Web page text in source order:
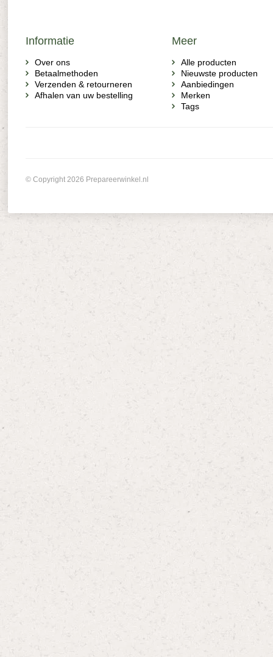
Informatie
Over ons
Betaalmethoden
Verzenden & retourneren
Afhalen van uw bestelling
Meer
Alle producten
Nieuwste producten
Aanbiedingen
Merken
Tags
© Copyright 2026 Prepareerwinkel.nl